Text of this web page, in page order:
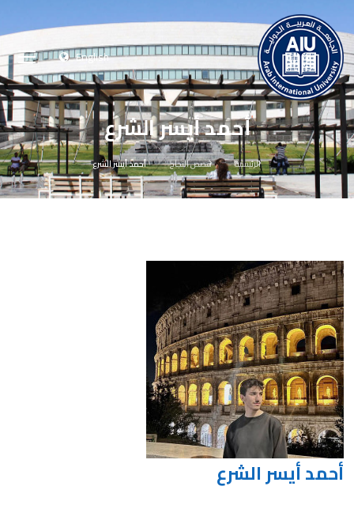
English
أحمد أیسر الشرع
الرئيسية قصص النجاح أحمد أیسر الشرع
أحمد أیسر الشرع